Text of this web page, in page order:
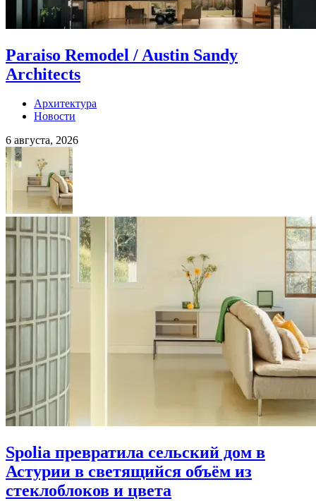
Paraiso Remodel / Austin Sandy
Architects
Архитектура
Новости
6 августа, 2026
Spolia превратила сельский дом в
Астурии в светящийся объём из
стеклоблоков и цвета